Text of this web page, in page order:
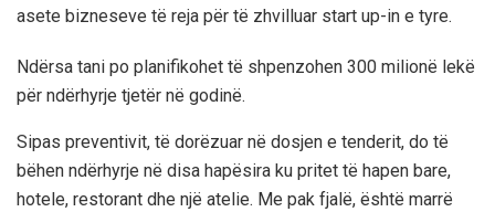
asete bizneseve të reja për të zhvilluar start up-in e tyre.
Ndërsa tani po planifikohet të shpenzohen 300 milionë lekë
për ndërhyrje tjetër në godinë.
Sipas preventivit, të dorëzuar në dosjen e tenderit, do të
bëhen ndërhyrje në disa hapësira ku pritet të hapen bare,
hotele, restorant dhe një atelie. Me pak fjalë, është marrë